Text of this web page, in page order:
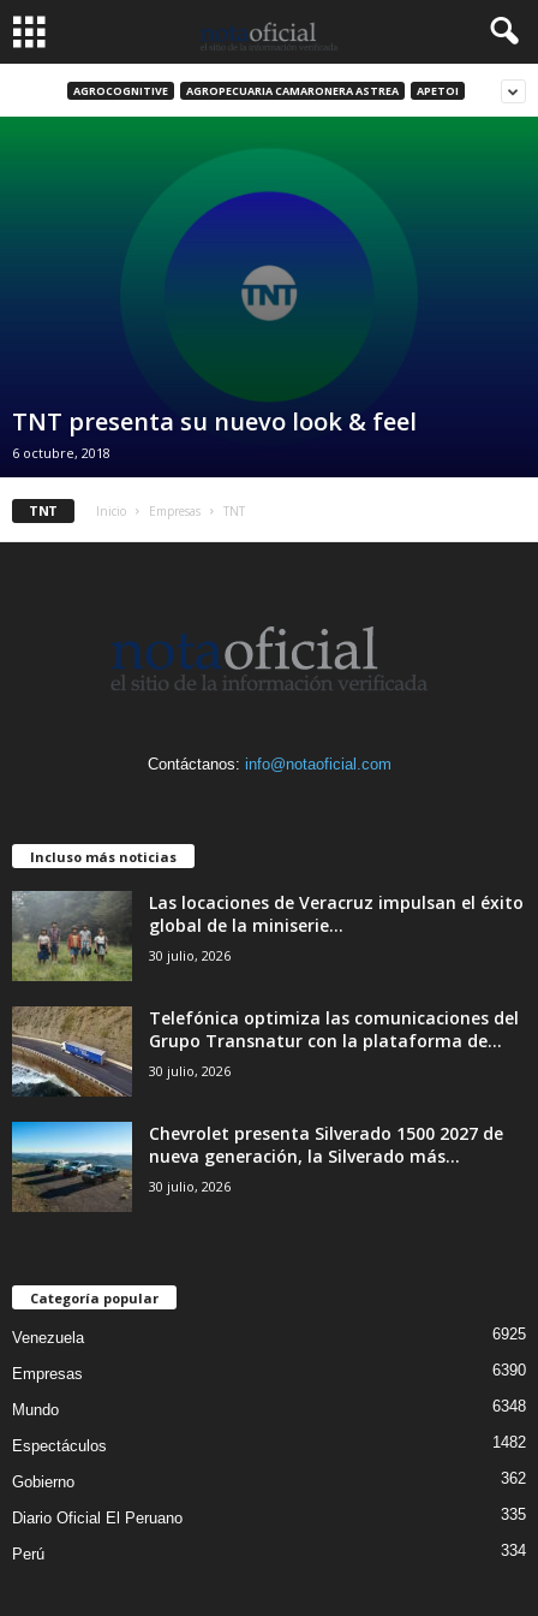
AGROCOGNITIVE AGROPECUARIA CAMARONERA ASTREA APETOI
TNT presenta su nuevo look & feel
6 octubre, 2018
TNT Inicio Empresas TNT
Contáctanos: info@notaoficial.com
Incluso más noticias
Las locaciones de Veracruz impulsan el éxito
global de la miniserie...
30 julio, 2026
Telefónica optimiza las comunicaciones del
Grupo Transnatur con la plataforma de...
30 julio, 2026
Chevrolet presenta Silverado 1500 2027 de
nueva generación, la Silverado más...
30 julio, 2026
Categoría popular
Venezuela 6925
Empresas 6390
Mundo 6348
Espectáculos 1482
Gobierno 362
Diario Oficial El Peruano 335
Perú 334